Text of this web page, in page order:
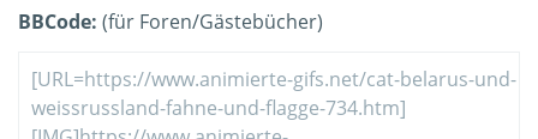
BBCode: (für Foren/Gästebücher)